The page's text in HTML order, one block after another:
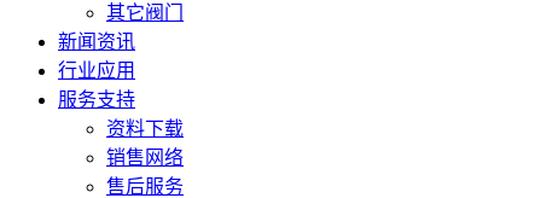
其它阀门
新闻资讯
行业应用
服务支持
资料下载
销售网络
售后服务